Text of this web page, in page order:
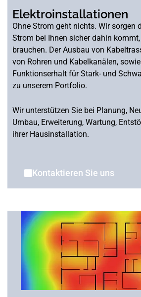
Elektroinstallationen
Ohne Strom geht nichts. Wir sorgen
Strom bei Ihnen sicher dahin
brauchen. Der Ausbau von
von Rohren und Kabelkanälen,
Funktionserhalt für Stark- und
zu unserem Portfolio.
Wir unterstützen Sie bei Planung,
Umbau, Erweiterung, Wartung,
ihrer Hausinstallation.
Kontaktieren Sie uns